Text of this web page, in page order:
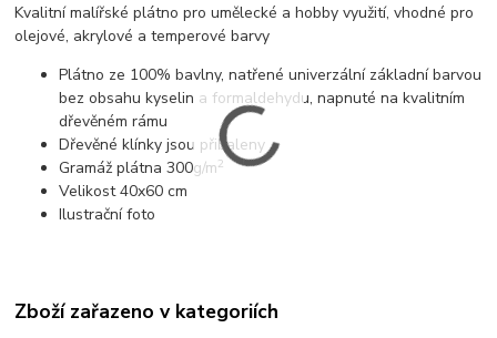
Kvalitní malířské plátno pro umělecké a hobby využití, vhodné pro
olejové, akrylové a temperové barvy
Plátno ze 100% bavlny, natřené univerzální základní barvou
bez obsahu kyselin a formaldehydu, napnuté na kvalitním
dřevěném rámu
Dřevěné klínky jsou přibaleny
Gramáž plátna 300g/m2
Velikost 40x60 cm
Ilustrační foto
Zboží zařazeno v kategoriích